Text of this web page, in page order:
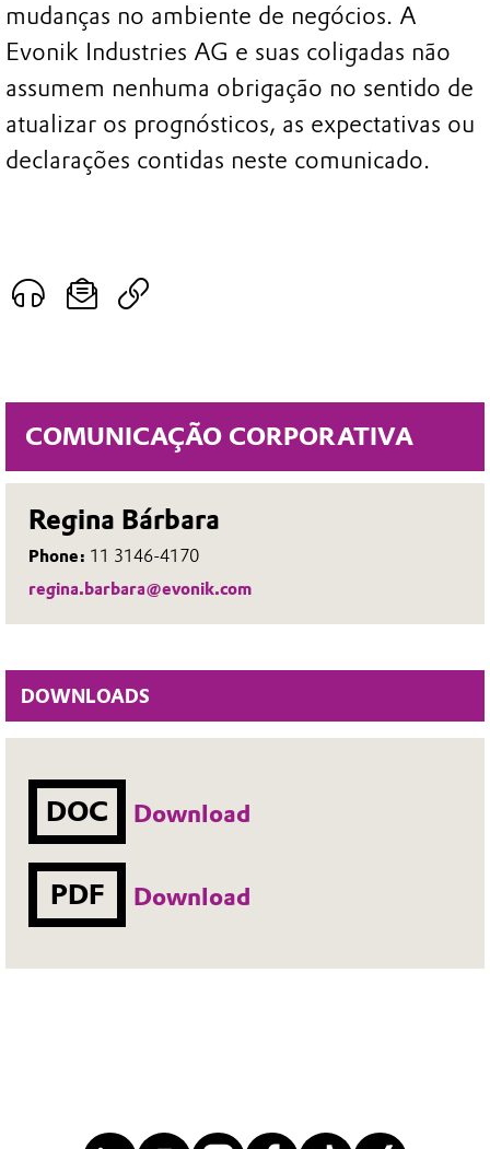
COMUNICAÇÃO CORPORATIVA
Regina Bárbara
Phone: 11 3146-4170
regina.barbara@evonik.com
DOWNLOADS
DOC Download
PDF Download
mudanças no ambiente de negócios. A
Evonik Industries AG e suas coligadas não
assumem nenhuma obrigação no sentido de
atualizar os prognósticos, as expectativas ou
declarações contidas neste comunicado.